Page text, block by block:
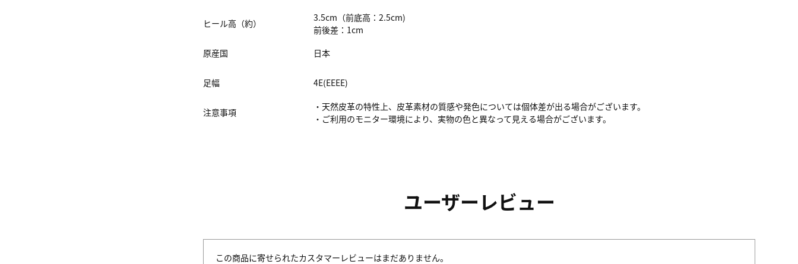
ヒール高（約）
3.5cm（前底高：2.5cm)
前後差：1cm
原産国
日本
足幅 4E(EEEE)
注意事項
・天然皮革の特性上、皮革素材の質感や発色については個体差が出る場合がございます。
・ご利用のモニター環境により、実物の色と異なって見える場合がございます。
ユーザーレビュー
この商品に寄せられたカスタマーレビューはまだありません。